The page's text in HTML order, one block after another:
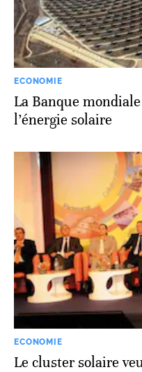
ECONOMIE
La Banque
l’énergie solaire
ECONOMIE
Le cluster solaire